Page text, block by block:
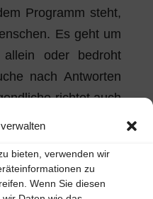
bieten, verwenden wir
zu
Wenn Sie diesen
Programm steht,
Es geht um
oder bedroht
nach Antworten
richtet auch
um 20 Uhr
im Jugendclub
Forum. Es geht
die nach